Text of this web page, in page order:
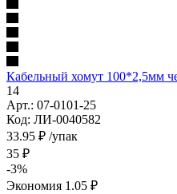
Кабельный хомут 100*2,5мм
14
Арт.: 07-0101-25
Код: ЛИ-0040582
33.95 ₽ /упак
35 ₽
-3%
Экономия 1.05 ₽